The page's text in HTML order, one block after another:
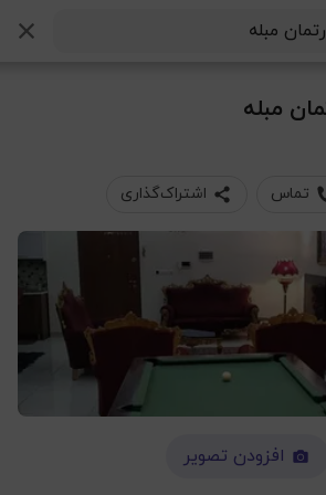
مبله
تماس اشتراک‌گذاری
افزودن تصویر